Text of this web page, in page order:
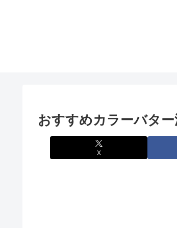
おすすめカラーバター
X